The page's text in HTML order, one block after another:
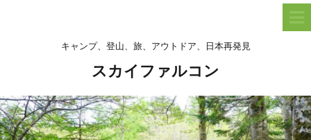
キャンプ、登山、旅、アウトドア、日本再発見
スカイファルコン